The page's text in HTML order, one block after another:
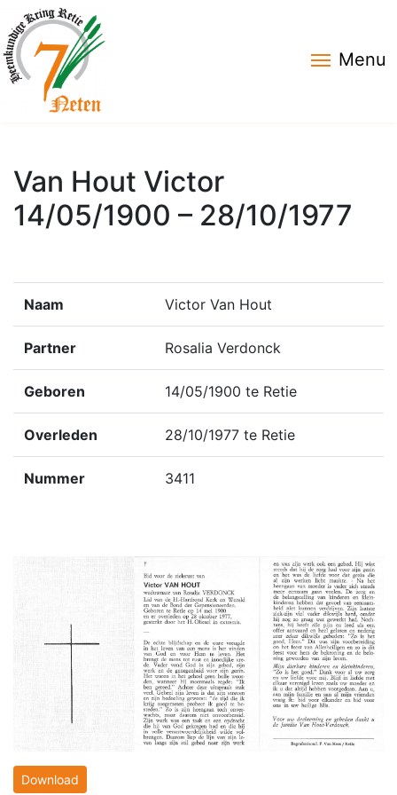
Menu
Van Hout Victor
14/05/1900 – 28/10/1977
Naam Victor Van Hout
Partner Rosalia Verdonck
Geboren 14/05/1900 te Retie
Overleden 28/10/1977 te Retie
Nummer 3411
Download